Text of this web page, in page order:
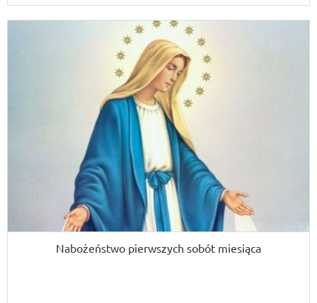
Nabożeństwo pierwszych sobót miesiąca